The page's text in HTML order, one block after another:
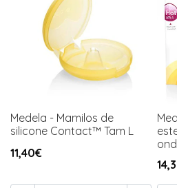
Medela - Mamilos de
silicone Contact™ Tam L
11,40€